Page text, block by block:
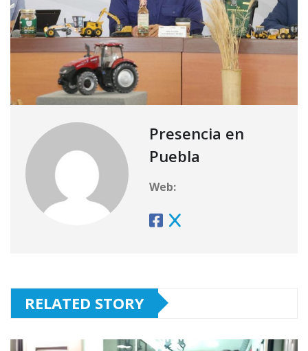
Presencia en
Puebla
Web:
RELATED STORY